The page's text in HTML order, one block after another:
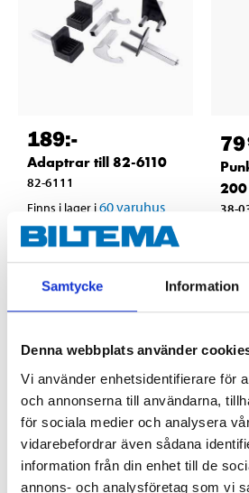
Samtycke Information
Denna webbplats använder
Vi använder enhetsidentifierare för
och annonserna till användarna,
för sociala medier och analysera
vidarebefordrar även sådana
information från din enhet till de
annons- och analysföretag som vi
189:-
Adaptrar till 82-6110
82-6111
Finns i lager i60varuhus
79
38-